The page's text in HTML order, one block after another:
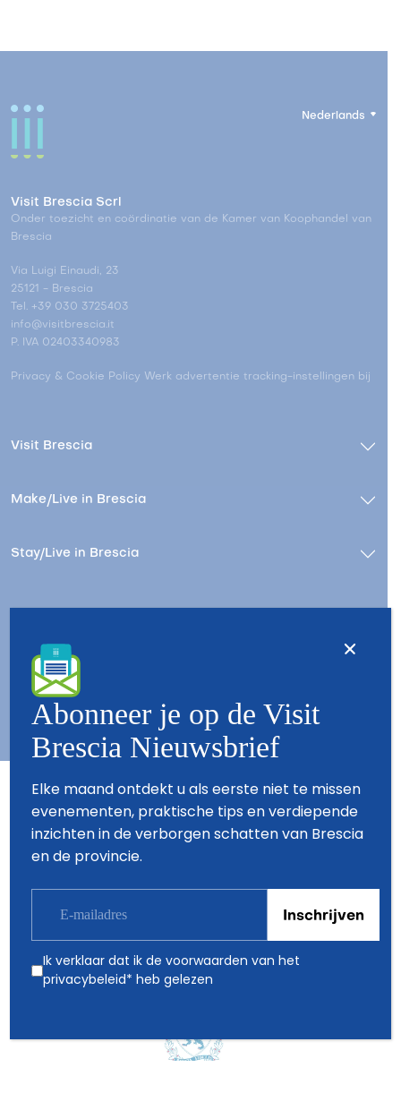
Nederlands
Visit Brescia Scrl
Onder toezicht en coördinatie van de Kamer van Koophandel van
Brescia
Via Luigi Einaudi, 23
25121 - Brescia
Tel. +39 030 3725403
info@visitbrescia.it
P. IVA 02403340983
Privacy & Cookie Policy Werk advertentie tracking-instellingen bij
Visit Brescia
Make/Live in Brescia
Stay/Live in Brescia
Copyright © 2026 - All Rights Reserved - Visit Brescia
Partners
Abonneer je op de Visit
Brescia Nieuwsbrief
Elke maand ontdekt u als eerste niet te missen
evenementen, praktische tips en verdiepende
inzichten in de verborgen schatten van Brescia
en de provincie.
Ik verklaar dat ik de voorwaarden van het
privacybeleid* heb gelezen